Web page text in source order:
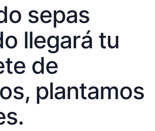
sepas
llegará tu
de
plantamos